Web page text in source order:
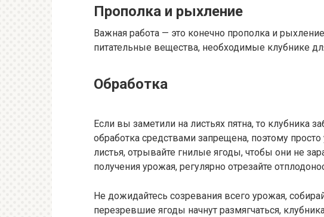
Прополка и рыхление
Важная работа — это конечно прополка и
питательные вещества, необходимые клубнике
Обработка
Если вы заметили на листьях пятна, то клубника
обработка средствами запрещена, поэтому
листья, отрывайте гнилые ягоды, чтобы они не
получения урожая, регулярно отрезайте
Не дожидайтесь созревания всего урожая,
перезревшие ягоды начнут размягчаться,